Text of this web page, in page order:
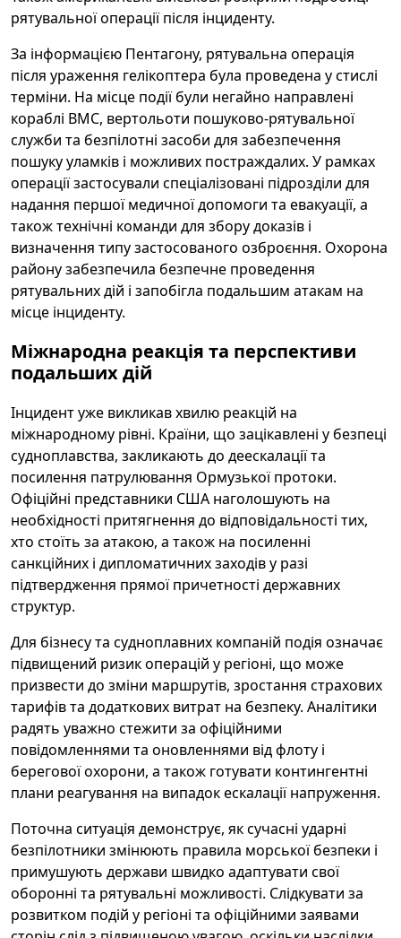
рятувальної операції після інциденту.
За інформацією Пентагону, рятувальна операція
після ураження гелікоптера була проведена у стислі
терміни. На місце події були негайно направлені
кораблі ВМС, вертольоти пошуково-рятувальної
служби та безпілотні засоби для забезпечення
пошуку уламків і можливих постраждалих. У рамках
операції застосували спеціалізовані підрозділи для
надання першої медичної допомоги та евакуації, а
також технічні команди для збору доказів і
визначення типу застосованого озброєння. Охорона
району забезпечила безпечне проведення
рятувальних дій і запобігла подальшим атакам на
місце інциденту.
Міжнародна реакція та перспективи
подальших дій
Інцидент уже викликав хвилю реакцій на
міжнародному рівні. Країни, що зацікавлені у безпеці
судноплавства, закликають до деескалації та
посилення патрулювання Ормузької протоки.
Офіційні представники США наголошують на
необхідності притягнення до відповідальності тих,
хто стоїть за атакою, а також на посиленні
санкційних і дипломатичних заходів у разі
підтвердження прямої причетності державних
структур.
Для бізнесу та судноплавних компаній подія означає
підвищений ризик операцій у регіоні, що може
призвести до зміни маршрутів, зростання страхових
тарифів та додаткових витрат на безпеку. Аналітики
радять уважно стежити за офіційними
повідомленнями та оновленнями від флоту і
берегової охорони, а також готувати контингентні
плани реагування на випадок ескалації напруження.
Поточна ситуація демонструє, як сучасні ударні
безпілотники змінюють правила морської безпеки і
примушують держави швидко адаптувати свої
оборонні та рятувальні можливості. Слідкувати за
розвитком подій у регіоні та офіційними заявами